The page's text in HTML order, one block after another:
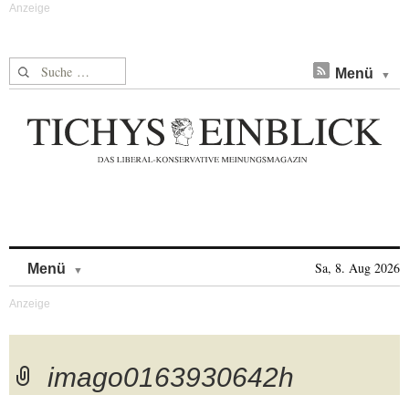
Suche nach: Menü
Menü Sa, 8. Aug 2026
imago0163930642h